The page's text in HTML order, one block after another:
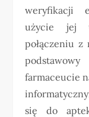
weryfikacji
użycie jej
połączeniu z
farmaceucie
się do